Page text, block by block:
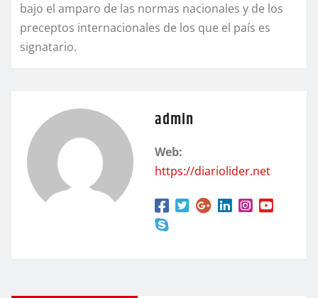
bajo el amparo de las normas nacionales y de los
preceptos internacionales de los que el país es
signatario.
admin
Web:
https://diariolider.net